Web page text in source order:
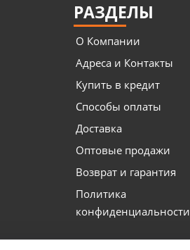
РАЗДЕЛЫ
О Компании
Адреса и Контакты
Купить в кредит
Способы оплаты
Доставка
Оптовые продажи
Возврат и гарантия
Политика
конфиденциальности